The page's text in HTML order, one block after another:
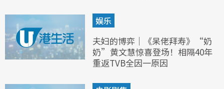
娱乐
夫妇的博弈｜《呆佬拜寿》“奶
奶”黄文慧惊喜登场！相隔40年
重返TVB全因一原因